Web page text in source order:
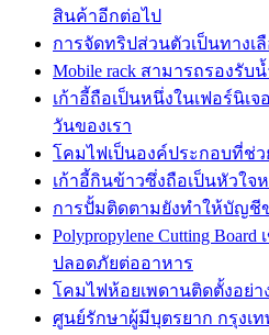
สินค้าอีกต่อไป
การจัดทริปส่วนตัวเป็นทางเ
Mobile rack สามารถรองรับ
เก้าอี้ถือเป็นหนึ่งในเฟอร์นิเ
วันของเรา
โคมไฟเป็นองค์ประกอบที่ช่ว
เก้าอี้กินข้าวซึ่งถือเป็นหัวใจ
การปั้มติดตามยังทำให้บัญ
Polypropylene Cutting
ปลอดภัยต่ออาหาร
โคมไฟห้อยเพดานติดตั้งอย่า
ศูนย์รักษาผู้มีบุตรยาก กรุงเ